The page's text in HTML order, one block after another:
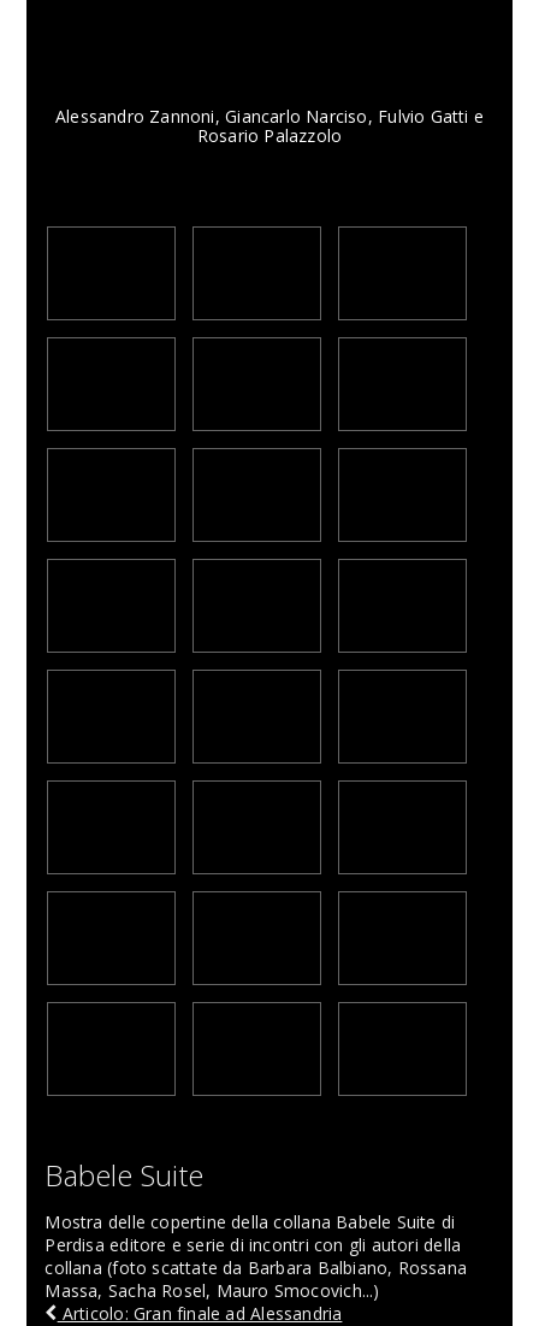
Alessandro Zannoni, Giancarlo Narciso, Fulvio Gatti e
Rosario Palazzolo
Babele Suite
Mostra delle copertine della collana Babele Suite di
Perdisa editore e serie di incontri con gli autori della
collana (foto scattate da Barbara Balbiano, Rossana
Massa, Sacha Rosel, Mauro Smocovich...)
Articolo: Gran finale ad Alessandria